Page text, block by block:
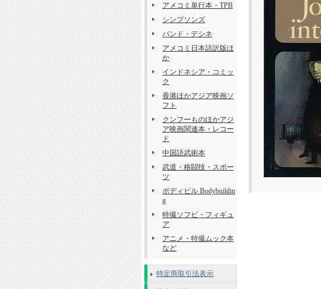
アメコミ単行本・TPB
シンプソンズ
バンド・デシネ
アメコミ日本語訳版ほ
か
インドネシア・コミッ
ク
香港ほかアジア映画ソ
フト
クンフーものほかアジ
ア映画関連本・レコー
ド
中国語武術本
武道・格闘技・スポー
ツ
ボディビル Bodybuildin
g
特撮ソフビ・フィギュ
ア
アニメ・特撮ムック本
など
特定商取引法表示